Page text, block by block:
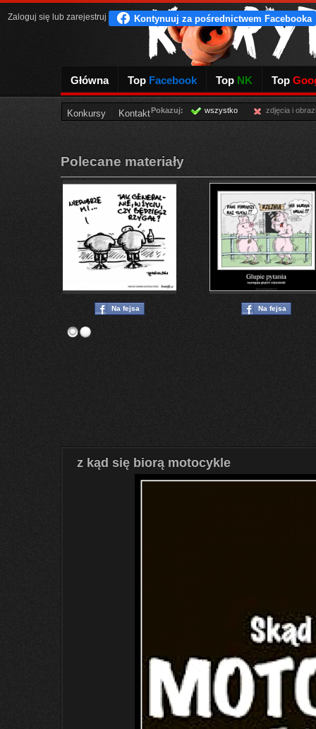
Główna Top Facebook Top NK Top
Konkursy Kontakt
Zaloguj się lub zarejestruj
Pokazuj: wszystko zdjęcia i
Polecane materiały
Na fejsa Na fejsa
z kąd się biorą motocykle